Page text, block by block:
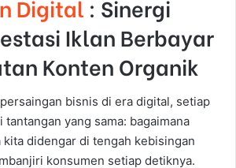
Digital : Sinergi
Iklan Berbayar
Konten Organik
bisnis di era digital, setiap
yang sama: bagaimana
kita didengar di tengah kebisingan
konsumen setiap detiknya.